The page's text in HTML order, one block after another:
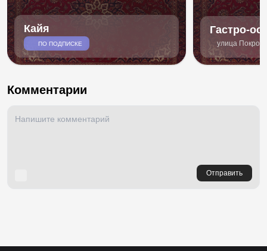
Кайя
ПО ПОДПИСКЕ
Гастро-
улица
Комментарии
Отправить